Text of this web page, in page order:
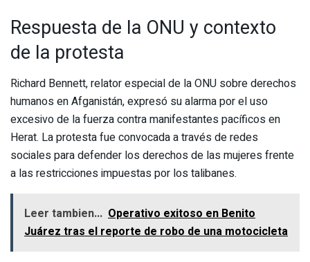
Respuesta de la ONU y contexto
de la protesta
Richard Bennett, relator especial de la ONU sobre derechos
humanos en Afganistán, expresó su alarma por el uso
excesivo de la fuerza contra manifestantes pacíficos en
Herat. La protesta fue convocada a través de redes
sociales para defender los derechos de las mujeres frente
a las restricciones impuestas por los talibanes.
Leer tambien... Operativo exitoso en Benito
Juárez tras el reporte de robo de una motocicleta